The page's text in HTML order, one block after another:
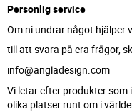
Personlig service
Om ni undrar något hjälper
till att svara på era frågor,
info@angladesign.com
Vi letar efter produkter som
olika platser runt om i